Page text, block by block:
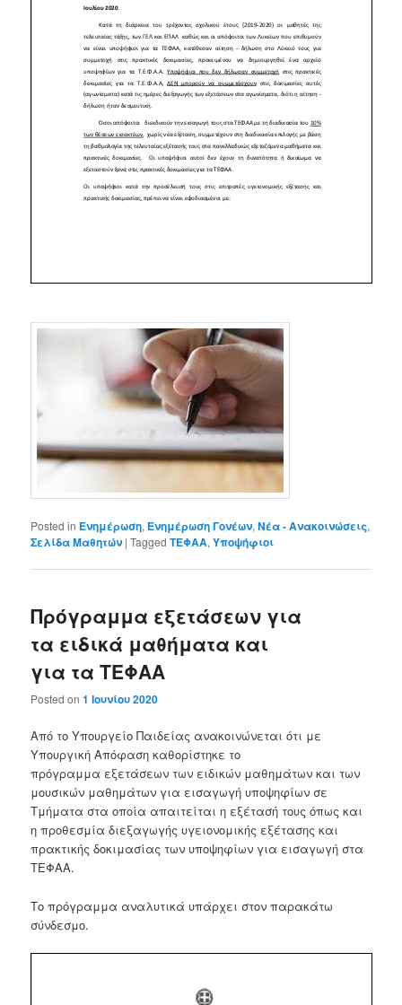
Posted in Ενημέρωση, Ενημέρωση Γονέων,Νέα - Ανακοινώσεις,
Σελίδα Μαθητών |Tagged ΤΕΦΑΑ,Υποψήφιοι
Πρόγραμμα εξετάσεων για
τα ειδικά μαθήματα και
για τα ΤΕΦΑΑ
Posted on1 Ιουνίου 2020
Από το Υπουργείο Παιδείας ανακοινώνεται ότι με
Υπουργική Απόφαση καθορίστηκε το
πρόγραμμα εξετάσεων των ειδικών μαθημάτων και των
μουσικών μαθημάτων για εισαγωγή υποψηφίων σε
Τμήματα στα οποία απαιτείται η εξέτασή τους όπως και
η προθεσμία διεξαγωγής υγειονομικής εξέτασης και
πρακτικής δοκιμασίας των υποψηφίων για εισαγωγή στα
ΤΕΦΑΑ.
Το πρόγραμμα αναλυτικά υπάρχει στον παρακάτω
σύνδεσμο.